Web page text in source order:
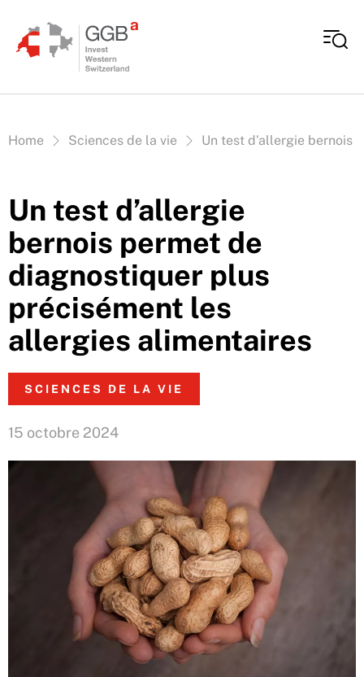
Vous êtes ici:
Home Sciences de la vie Un test d’allergie bernois
Un test d’allergie
bernois permet de
diagnostiquer plus
précisément les
allergies alimentaires
SCIENCES DE LA VIE
15 octobre 2024